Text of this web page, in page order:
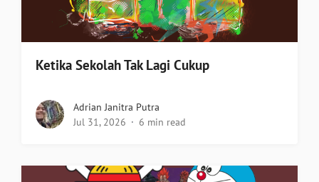
Ketika Sekolah Tak Lagi Cukup
Adrian Janitra Putra
Jul 31, 2026
6 min read